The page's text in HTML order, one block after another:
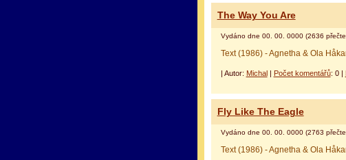
альфа банк кредит
оформление кредитной карты онлайн
The Way You Are
Vydáno dne 00. 00. 0000 (2636
Text (1986) - Agnetha & Ola
| Autor: Michal Počet komentářů: 0 |
Fly Like The Eagle
Vydáno dne 00. 00. 0000 (2763
Text (1986) - Agnetha & Ola